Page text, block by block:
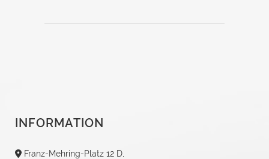
INFORMATION
Franz-Mehring-Platz 12 D,